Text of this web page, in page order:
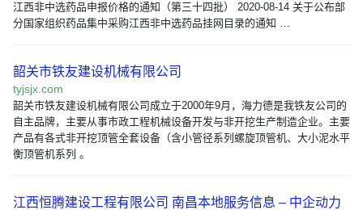
江西非中选药品申报价格的通知（第三十四批） 2020-08-14 关于公布部
分国家组织药品集中采购江西非中选药品挂网目录的通知 …
韶关市铁友建设机械有限公司
tyjsjx.com
韶关市铁友建设机械有限公司成立于2000年9月，海力德是我铁友公司的
自主品牌，主要从事市政工程机械设备开发与非开挖生产制造企业。主要
产品有各式非开挖顶管全套设备（含小管径系列螺旋顶管机、大小泥水平
衡顶管机系列 。
江西恒腾建设工程有限公司 南昌本地服务信息 – 中企动力